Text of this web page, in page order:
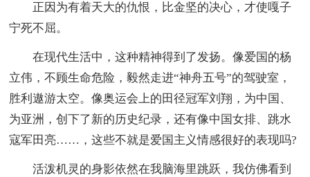
正因为有着天大的仇恨，比金坚的决心，才使嘎子
宁死不屈。
在现代生活中，这种精神得到了发扬。像爱国的杨
立伟，不顾生命危险，毅然走进“神舟五号”的驾驶室，
胜利遨游太空。像奥运会上的田径冠军刘翔，为中国、
为亚洲，创下了新的历史纪录，还有像中国女排、跳水
寇军田亮……，这些不就是爱国主义情感很好的表现吗?
活泼机灵的身影依然在我脑海里跳跃，我仿佛看到